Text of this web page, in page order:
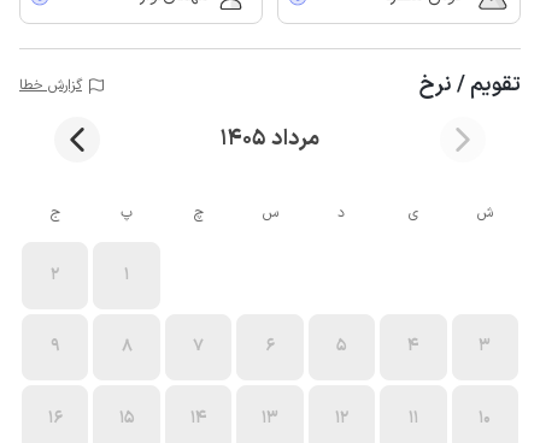
تقویم / نرخ گزارش خطا
مرداد 1405
ش ی د س چ پ ج
1
2
3
4
5
6
7
8
9
10
11
12
13
14
15
16